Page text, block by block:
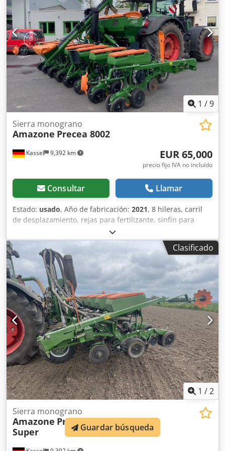
1 /9
Kassel 9,392 km
Sierra monograno
Amazone Precea 8002
EUR 65,000
precio fijo IVA no incluído
Consultar Llamar
Estado: usado, Año de fabricación: 2021, 8 hileras, carril
de desplazamiento, rejas para fertilizante, sinfín para
fertilizante, máquina Isobus sin terminal. Superficie: 1,011
ha. Credstgpf Uopfx Adtef
Clasificado
1 /2
Sierra monograno
Amazone Precea 6000-2FCC
Super
Guardar búsqueda